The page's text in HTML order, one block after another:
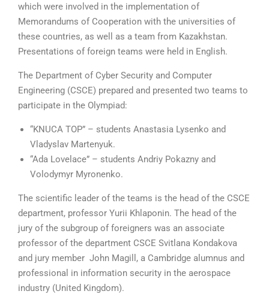
which were involved in the implementation of
Memorandums of Cooperation with the universities of
these countries, as well as a team from Kazakhstan.
Presentations of foreign teams were held in English.
The Department of Cyber Security and Computer
Engineering (CSCE) prepared and presented two teams to
participate in the Olympiad:
“KNUCA TOP” – students Anastasia Lysenko and
Vladyslav Martenyuk.
“Ada Lovelace” – students Andriy Pokazny and
Volodymyr Myronenko.
The scientific leader of the teams is the head of the CSCE
department, professor Yurii Khlaponin. The head of the
jury of the subgroup of foreigners was an associate
professor of the department CSCE Svitlana Kondakova
and jury member John Magill, a Cambridge alumnus and
professional in information security in the aerospace
industry (United Kingdom).